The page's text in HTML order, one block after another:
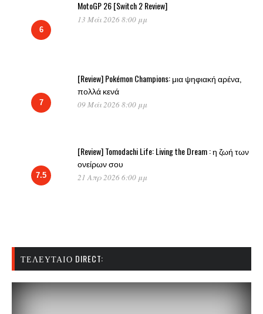
6
MotoGP 26 [Switch 2 Review]
13 Μάι 2026 8:00 μμ
7
[Review] Pokémon Champions: μια ψηφιακή αρένα,
πολλά κενά
09 Μάι 2026 8:00 μμ
7.5
[Review] Tomodachi Life: Living the Dream : η ζωή των
ονείρων σου
21 Απρ 2026 6:00 μμ
ΤΕΛΕΥΤΑΊΟ DIRECT: